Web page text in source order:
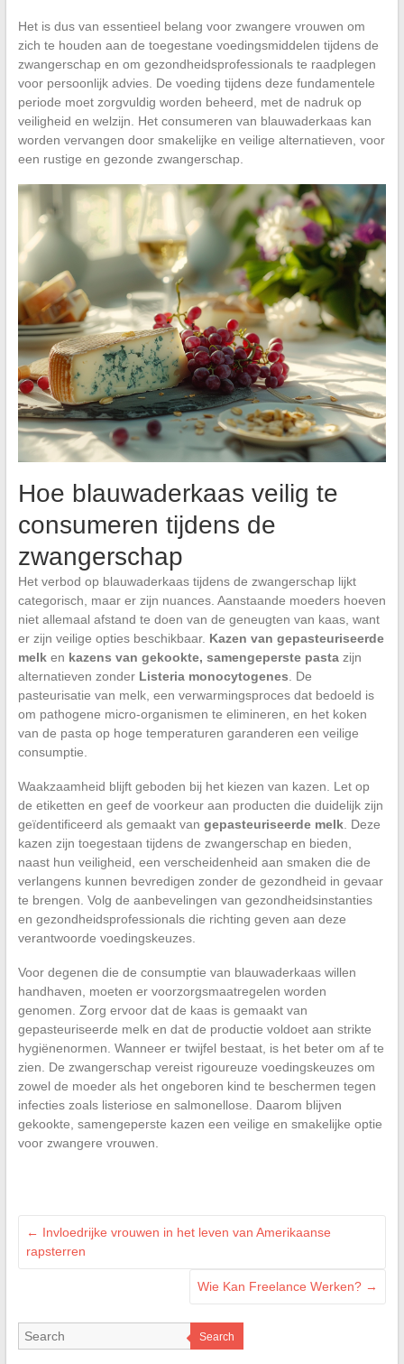
Het is dus van essentieel belang voor zwangere vrouwen om
zich te houden aan de toegestane voedingsmiddelen tijdens de
zwangerschap en om gezondheidsprofessionals te raadplegen
voor persoonlijk advies. De voeding tijdens deze fundamentele
periode moet zorgvuldig worden beheerd, met de nadruk op
veiligheid en welzijn. Het consumeren van blauwaderkaas kan
worden vervangen door smakelijke en veilige alternatieven, voor
een rustige en gezonde zwangerschap.
Hoe blauwaderkaas veilig te
consumeren tijdens de
zwangerschap
Het verbod op blauwaderkaas tijdens de zwangerschap lijkt
categorisch, maar er zijn nuances. Aanstaande moeders hoeven
niet allemaal afstand te doen van de geneugten van kaas, want
er zijn veilige opties beschikbaar. Kazen van gepasteuriseerde
melken kazens van gekookte, samengeperste pastazijn
alternatieven zonder Listeria monocytogenes . De
pasteurisatie van melk, een verwarmingsproces dat bedoeld is
om pathogene micro-organismen te elimineren, en het koken
van de pasta op hoge temperaturen garanderen een veilige
consumptie.
Waakzaamheid blijft geboden bij het kiezen van kazen. Let op
de etiketten en geef de voorkeur aan producten die duidelijk zijn
geïdentificeerd als gemaakt van gepasteuriseerde melk. Deze
kazen zijn toegestaan tijdens de zwangerschap en bieden,
naast hun veiligheid, een verscheidenheid aan smaken die de
verlangens kunnen bevredigen zonder de gezondheid in gevaar
te brengen. Volg de aanbevelingen van gezondheidsinstanties
en gezondheidsprofessionals die richting geven aan deze
verantwoorde voedingskeuzes.
Voor degenen die de consumptie van blauwaderkaas willen
handhaven, moeten er voorzorgsmaatregelen worden
genomen. Zorg ervoor dat de kaas is gemaakt van
gepasteuriseerde melk en dat de productie voldoet aan strikte
hygiënenormen. Wanneer er twijfel bestaat, is het beter om af te
zien. De zwangerschap vereist rigoureuze voedingskeuzes om
zowel de moeder als het ongeboren kind te beschermen tegen
infecties zoals listeriose en salmonellose. Daarom blijven
gekookte, samengeperste kazen een veilige en smakelijke optie
voor zwangere vrouwen.
← Invloedrijke vrouwen in het leven van Amerikaanse
rapsterren
Wie Kan Freelance Werken? →
Search